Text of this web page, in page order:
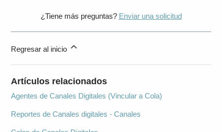
¿Tiene más preguntas? Enviar una solicitud
Regresar al inicio
Artículos relacionados
Agentes de Canales Digitales (Vincular a Cola)
Reportes de Canales digitales - Canales